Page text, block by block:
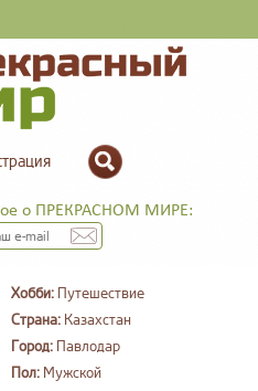
о ПРЕКРАСНОМ МИРЕ:
Хобби: Путешествие
Страна: Казахстан
Город: Павлодар
Пол: Мужской